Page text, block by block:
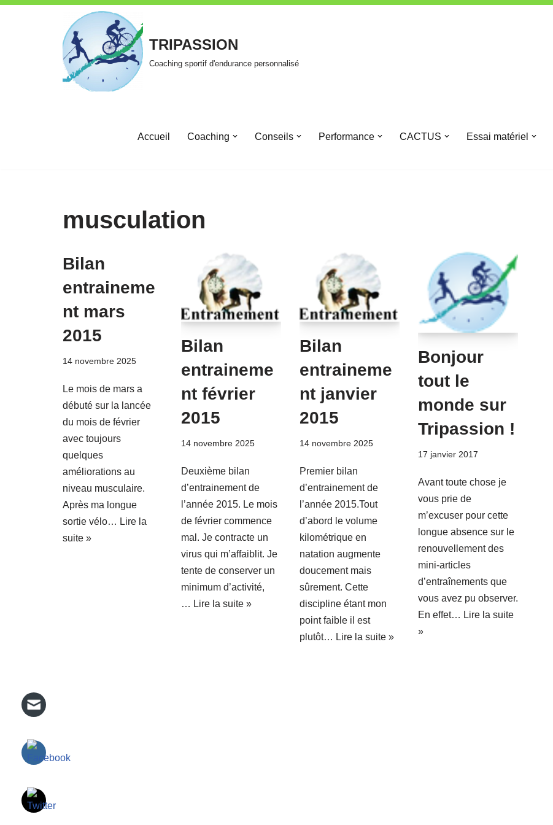
TRIPASSION
Coaching sportif d'endurance personnalisé
Accueil Coaching Conseils Performance CACTUS Essai matériel
musculation
Bilan
entraineme
nt mars
2015
14 novembre 2025
Le mois de mars a
débuté sur la lancée
du mois de février
avec toujours
quelques
améliorations au
niveau musculaire.
Après ma longue
sortie vélo… Lire la
suite »
Bilan
entraineme
nt février
2015
14 novembre 2025
Deuxième bilan
d’entrainement de
l’année 2015. Le mois
de février commence
mal. Je contracte un
virus qui m’affaiblit. Je
tente de conserver un
minimum d’activité,
… Lire la suite »
Bilan
entraineme
nt janvier
2015
14 novembre 2025
Premier bilan
d’entrainement de
l’année 2015.Tout
d’abord le volume
kilométrique en
natation augmente
doucement mais
sûrement. Cette
discipline étant mon
point faible il est
plutôt… Lire la suite »
Bonjour
tout le
monde sur
Tripassion !
17 janvier 2017
Avant toute chose je
vous prie de
m’excuser pour cette
longue absence sur le
renouvellement des
mini-articles
d’entraînements que
vous avez pu observer.
En effet… Lire la suite
»